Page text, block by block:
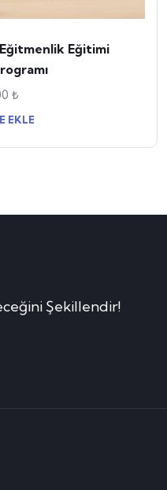
Eğitimi
₺
EKLE
Şekillendir!